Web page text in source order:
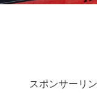
スポンサーリ